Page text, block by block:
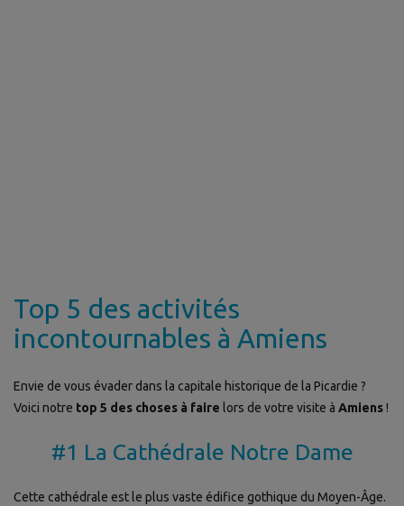
Top 5 des activités
incontournables à Amiens
Envie de vous évader dans la capitale historique de la Picardie ?
Voici notre top 5 des choses à faire lors de votre visite à Amiens!
#1 La Cathédrale Notre Dame
Cette cathédrale est le plus vaste édifice gothique du Moyen-Âge.